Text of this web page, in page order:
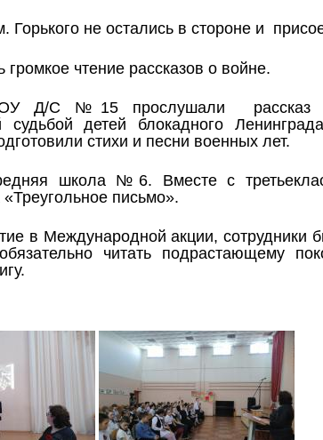
Горького не остались в стороне и
чтение рассказов о войне.
Д/С №15 прослушали рассказ
детей блокадного
стихи и песни военных лет.
школа №6. Вместе с
письмо».
в Международной акции, сотрудники
читать подрастающему